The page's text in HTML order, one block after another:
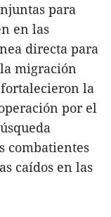
para
en las
directa para
migración
la
por el
combatientes
caídos en las